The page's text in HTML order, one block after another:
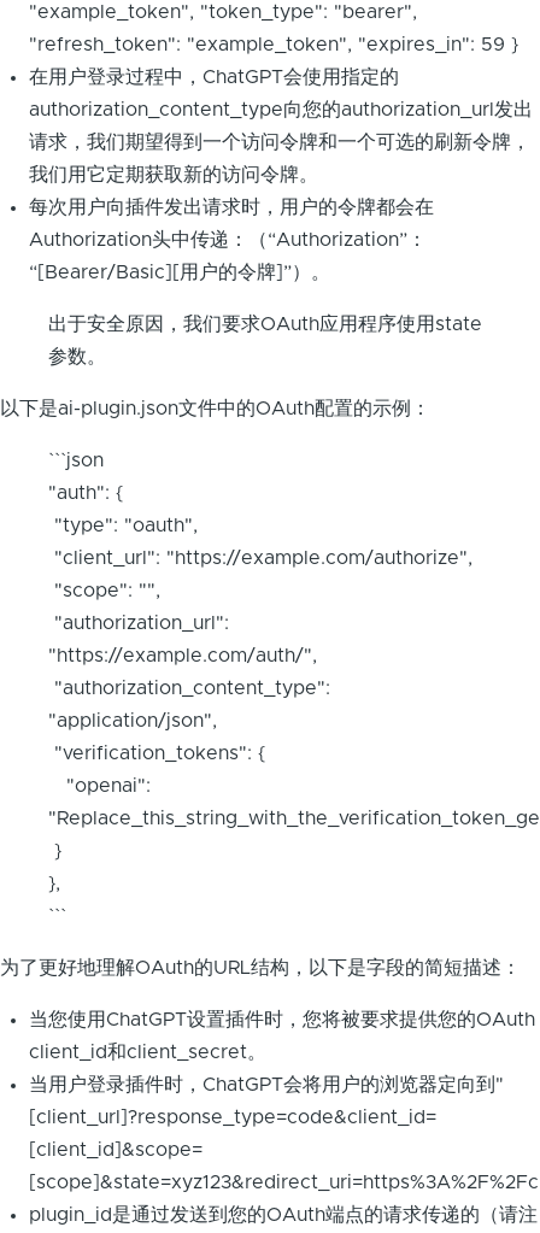
"example_token", "token_type": "bearer",
"refresh_token": "example_token", "expires_in": 59 }
在用户登录过程中，ChatGPT会使用指定的
authorization_content_type向您的authorization_url发出
请求，我们期望得到一个访问令牌和一个可选的刷新令牌，
我们用它定期获取新的访问令牌。
每次用户向插件发出请求时，用户的令牌都会在
Authorization头中传递：（“Authorization”：
“[Bearer/Basic][用户的令牌]”）。
出于安全原因，我们要求OAuth应用程序使用state
参数。
以下是ai-plugin.json文件中的OAuth配置的示例：
```json
"auth": {
"type": "oauth",
"client_url": "https://example.com/authorize",
"scope": "",
"authorization_url":
"https://example.com/auth/",
"authorization_content_type":
"application/json",
"verification_tokens": {
"openai":
}
},
```
为了更好地理解OAuth的URL结构，以下是字段的简短描述：
当您使用ChatGPT设置插件时，您将被要求提供您的OAuth
client_id和client_secret。
当用户登录插件时，ChatGPT会将用户的浏览器定向到"
[client_url]?response_type=code&client_id=
[client_id]&scope=
plugin_id是通过发送到您的OAuth端点的请求传递的（请注